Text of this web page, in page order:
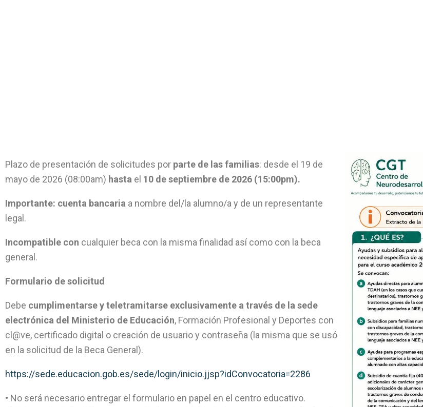
Plazo de presentación de solicitudes por parte de las familias: desde el 19 de
mayo de 2026 (08:00am) hasta el 10 de septiembre de 2026 (15:00pm).
Importante: cuenta bancaria a nombre del/la alumno/a y de un representante
legal.
Incompatible con cualquier beca con la misma finalidad así como con la beca
general.
Formulario de solicitud
Debe cumplimentarse y teletramitarse exclusivamente a través de la sede
electrónica del Ministerio de Educación, Formación Profesional y Deportes con
cl@ve, certificado digital o creación de usuario y contraseña (la misma que se usó
en la solicitud de la Beca General).
https://sede.educacion.gob.es/sede/login/inicio.jjsp?idConvocatoria=2286
• No será necesario entregar el formulario en papel en el centro educativo.